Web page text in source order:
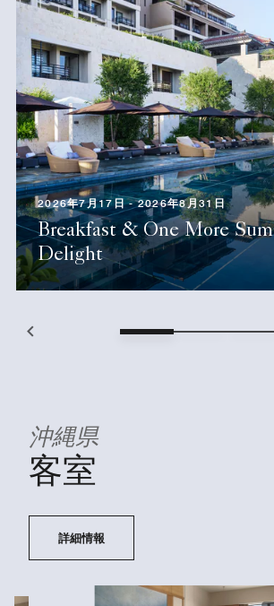
2026年7月17日 - 2026年8月31日
Breakfast & One More
Delight
沖縄県
客室
詳細情報